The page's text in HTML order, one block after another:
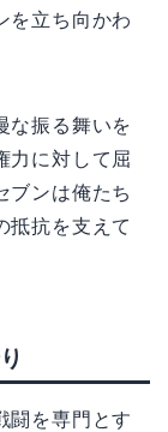
立ち向かわ
な振る舞いを
力に対して屈
ブンは俺たち
抵抗を支えて
闘を専門とす